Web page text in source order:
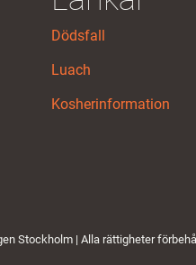
Dödsfall
Luach
Kosherinformation
Stockholm | Alla rättigheter